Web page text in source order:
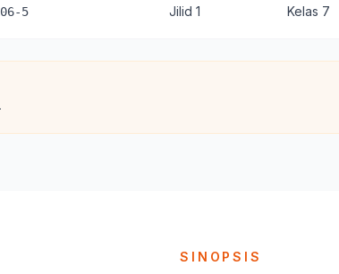
5 Jilid 1 Kelas 7
SINOPSIS